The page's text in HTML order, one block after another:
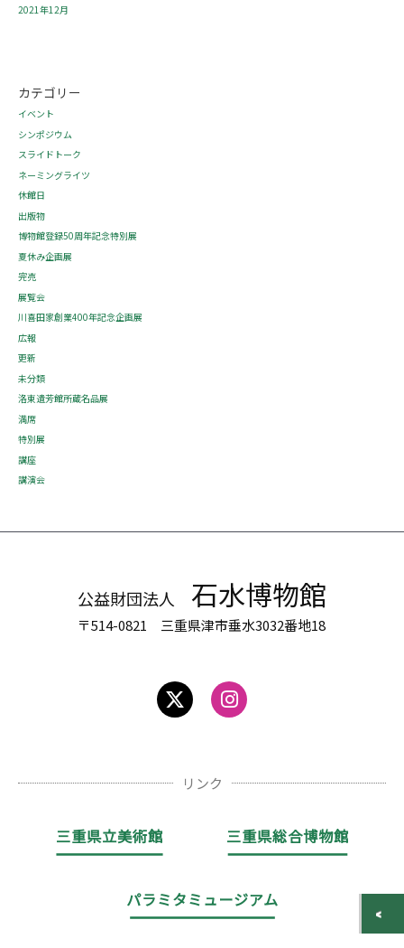
2021年12月
カテゴリー
イベント
シンポジウム
スライドトーク
ネーミングライツ
休館日
出版物
博物館登録50周年記念特別展
夏休み企画展
完売
展覧会
川喜田家創業400年記念企画展
広報
更新
未分類
洛東遺芳館所蔵名品展
満席
特別展
講座
講演会
公益財団法人 石水博物館
〒514-0821 三重県津市垂水3032番地18
リンク
三重県立美術館 三重県総合博物館
パラミタミュージアム